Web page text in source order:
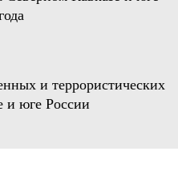
и террористических
и юге России